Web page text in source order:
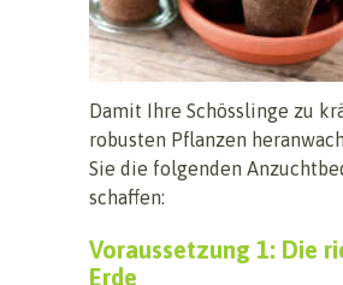
Damit Ihre Schösslinge zu
robusten Pflanzen
Sie die folgenden
schaffen:
Voraussetzung 1: Die
Erde